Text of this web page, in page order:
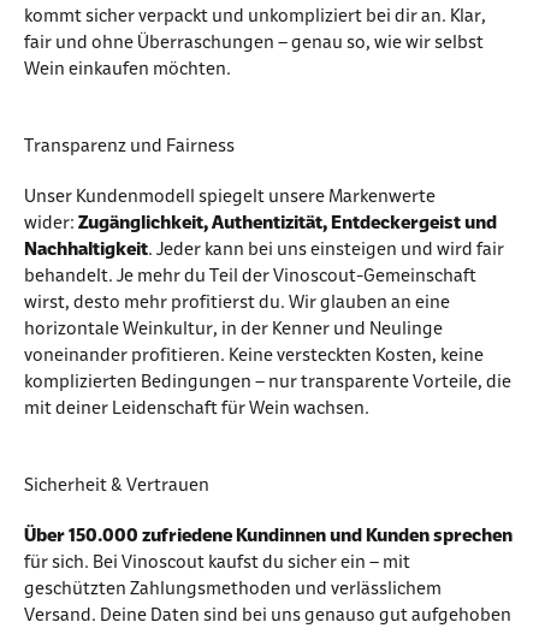
kommt sicher verpackt und unkompliziert bei dir an. Klar,
fair und ohne Überraschungen – genau so, wie wir selbst
Wein einkaufen möchten.
Transparenz und Fairness
Unser Kundenmodell spiegelt unsere Markenwerte
wider: Zugänglichkeit, Authentizität, Entdeckergeist und
Nachhaltigkeit. Jeder kann bei uns einsteigen und wird fair
behandelt. Je mehr du Teil der Vinoscout-Gemeinschaft
wirst, desto mehr profitierst du. Wir glauben an eine
horizontale Weinkultur, in der Kenner und Neulinge
voneinander profitieren. Keine versteckten Kosten, keine
komplizierten Bedingungen – nur transparente Vorteile, die
mit deiner Leidenschaft für Wein wachsen.
Sicherheit & Vertrauen
Über 150.000 zufriedene Kundinnen und Kunden sprechen
für sich. Bei Vinoscout kaufst du sicher ein – mit
geschützten Zahlungsmethoden und verlässlichem
Versand. Deine Daten sind bei uns genauso gut aufgehoben